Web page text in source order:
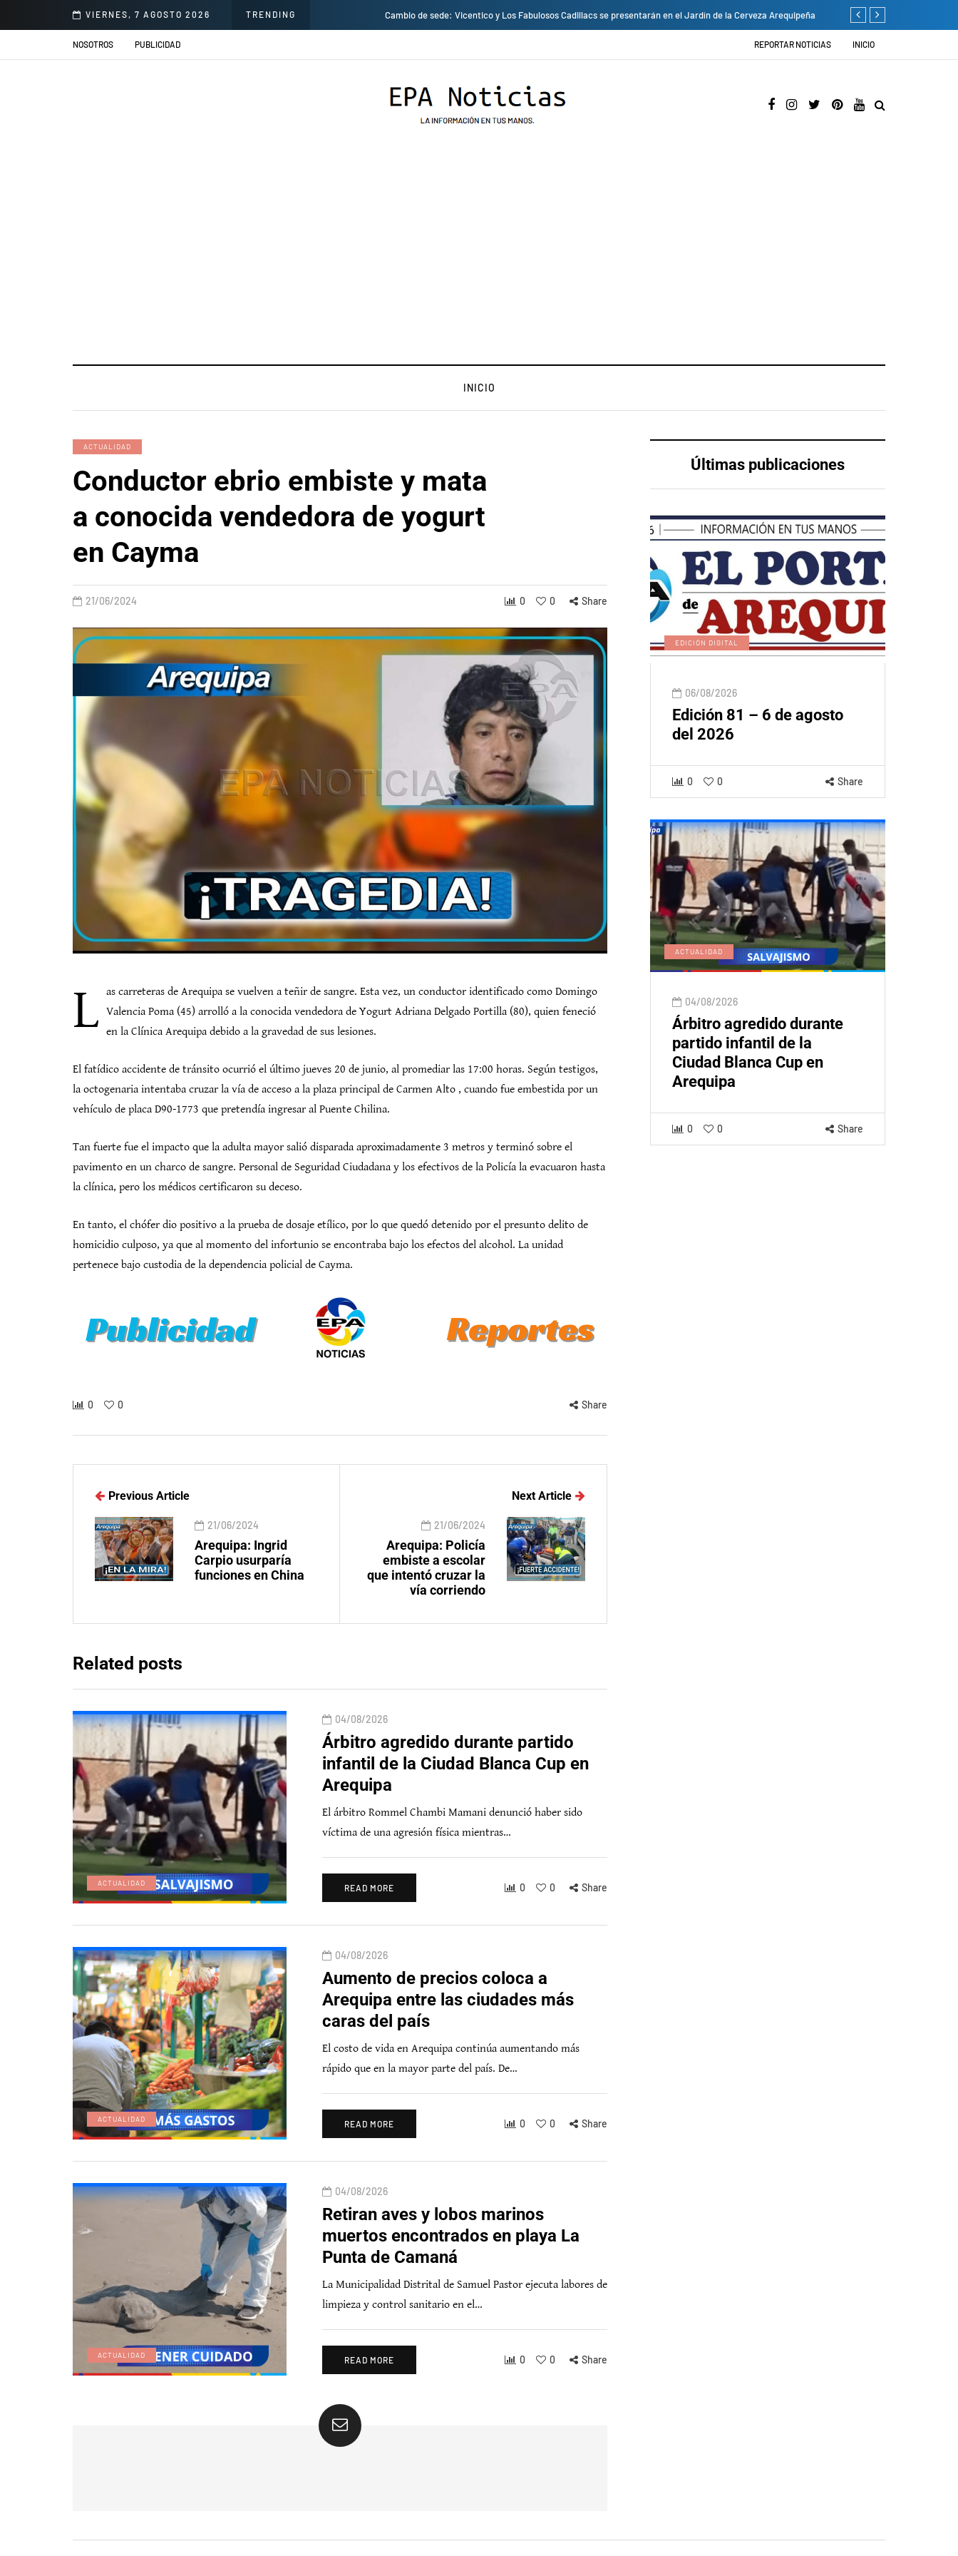
VIERNES, 7 AGOSTO 2026 TRENDING
Delgado para mejorar la atención en salud Cambio de sede: Vicentico y Los Fabulosos Cadillacs se presentarán en el Jardín de la Cerveza Arequipeña Empresas privadas
NOSOTROS PUBLICIDAD INICIO
REPORTAR NOTICIAS
INICIO
ACTUALIDAD
Conductor ebrio embiste y mata
a conocida vendedora de yogurt
en Cayma
21/06/2024 0 0 Share
L as carreteras de Arequipa se vuelven a teñir de sangre. Esta vez, un conductor identificado como Domingo
Valencia Poma (45) arrolló a la conocida vendedora de Yogurt Adriana Delgado Portilla (80), quien feneció
en la Clínica Arequipa debido a la gravedad de sus lesiones.
El fatídico accidente de tránsito ocurrió el último jueves 20 de junio, al promediar las 17:00 horas. Según testigos,
la octogenaria intentaba cruzar la vía de acceso a la plaza principal de Carmen Alto , cuando fue embestida por un
vehículo de placa D90-1773 que pretendía ingresar al Puente Chilina.
Tan fuerte fue el impacto que la adulta mayor salió disparada aproximadamente 3 metros y terminó sobre el
pavimento en un charco de sangre. Personal de Seguridad Ciudadana y los efectivos de la Policía la evacuaron hasta
la clínica, pero los médicos certificaron su deceso.
En tanto, el chófer dio positivo a la prueba de dosaje etílico, por lo que quedó detenido por el presunto delito de
homicidio culposo, ya que al momento del infortunio se encontraba bajo los efectos del alcohol. La unidad
pertenece bajo custodia de la dependencia policial de Cayma.
0 0 Share
Últimas publicaciones
EDICIÓN DIGITAL
06/08/2026
Edición 81 – 6 de agosto
del 2026
0 0 Share
ACTUALIDAD
04/08/2026
Árbitro agredido durante
partido infantil de la
Ciudad Blanca Cup en
Arequipa
0 0 Share
Previous Article
21/06/2024
Arequipa: Ingrid
Carpio usurparía
funciones en China
Next Article
21/06/2024
Arequipa: Policía
embiste a escolar
que intentó cruzar la
vía corriendo
Related posts
ACTUALIDAD
04/08/2026
Árbitro agredido durante partido
infantil de la Ciudad Blanca Cup en
Arequipa
El árbitro Rommel Chambi Mamani denunció haber sido
víctima de una agresión física mientras…
READ MORE 0 0 Share
ACTUALIDAD
04/08/2026
Aumento de precios coloca a
Arequipa entre las ciudades más
caras del país
El costo de vida en Arequipa continúa aumentando más
rápido que en la mayor parte del país. De…
READ MORE 0 0 Share
ACTUALIDAD
04/08/2026
Retiran aves y lobos marinos
muertos encontrados en playa La
Punta de Camaná
La Municipalidad Distrital de Samuel Pastor ejecuta labores de
limpieza y control sanitario en el…
READ MORE 0 0 Share